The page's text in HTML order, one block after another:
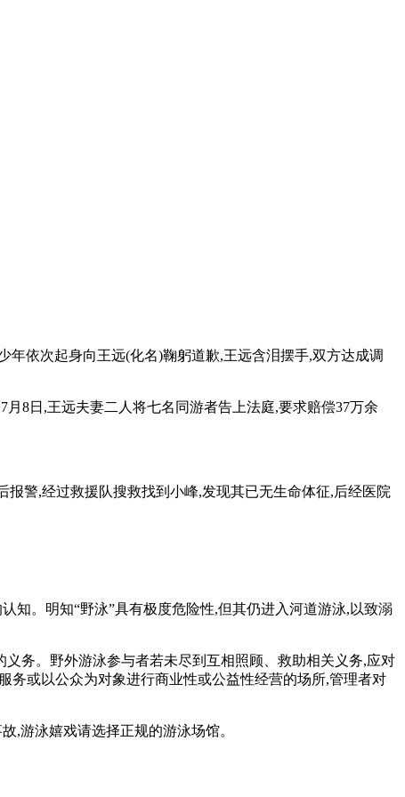
依次起身向王远(化名)鞠躬道歉,王远含泪摆手,双方达成调
8日,王远夫妻二人将七名同游者告上法庭,要求赔偿37万余
警,经过救援队搜救找到小峰,发现其已无生命体征,后经医院
知。明知“野泳”具有极度危险性,但其仍进入河道游泳,以致溺
务。野外游泳参与者若未尽到互相照顾、救助相关义务,应对
务或以公众为对象进行商业性或公益性经营的场所,管理者对
,游泳嬉戏请选择正规的游泳场馆。